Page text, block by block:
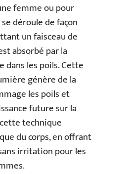
femme ou pour
déroule de façon
un faisceau de
absorbé par la
dans les poils. Cette
génère de la
les poils et
future sur la
technique
du corps, en offrant
irritation pour les